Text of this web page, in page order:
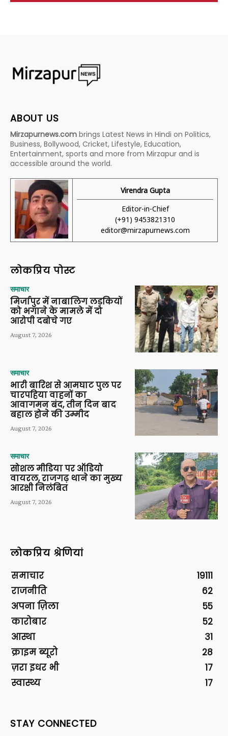
ABOUT US
Mirzapurnews.com brings Latest News in Hindi on Politics,
Business, Bollywood, Cricket, Lifestyle, Education,
Entertainment, sports and more from Mirzapur and is
accessible around the world.
Virendra Gupta
Editor-in-Chief
(+91) 9453821310
editor@mirzapurnews.com
लोकप्रिय पोस्ट
समाचार
मिर्जापुर में नाबालिग लड़कियों
को भगाने के मामले में दो
आरोपी दबोचे गए
August 7, 2026
समाचार
भारी बारिश से आमघाट पुल पर
चारपहिया वाहनों का
आवागमन बंद, तीन दिन बाद
बहाल होने की उम्मीद
August 7, 2026
समाचार
सोशल मीडिया पर ऑडियो
वायरल, राजगढ़ थाने का मुख्य
आरक्षी निलंबित
August 7, 2026
लोकप्रिय श्रेणियां
समाचार
19111
राजनीति
62
अपना ज़िला
55
कारोबार
52
आस्था
31
क्राइम ब्यूरो
28
ज़रा इधर भी
17
स्वास्थ्य
17
STAY CONNECTED